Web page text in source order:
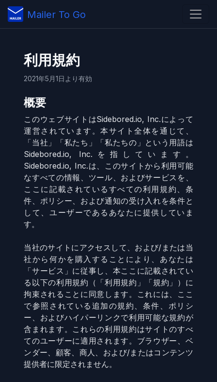
Mailer To Go
利用規約
2021年5月1日より有効
概要
このウェブサイトはSidebored.io, Inc.によって
運営されています。本サイト全体を通じて、
「当社」「私たち」「私たちの」という用語は
Sidebored.io, Inc.を指しています。
Sidebored.io, Inc.は、このサイトから利用可能
なすべての情報、ツール、およびサービスを、
ここに記載されているすべての利用規約、条
件、ポリシー、および通知の受け入れを条件と
して、ユーザーであるあなたに提供していま
す。
当社のサイトにアクセスして、および/または当
社から何かを購入することにより、あなたは
「サービス」に従事し、本ここに記載されてい
る以下の利用規約（「利用規約」「規約」）に
拘束されることに同意します。これには、ここ
で参照されている追加の規約、条件、ポリシ
ー、およびハイパーリンクで利用可能な規約が
含まれます。これらの利用規約はサイトのすべ
てのユーザーに適用されます。ブラウザー、ベ
ンダー、顧客、商人、および/またはコンテンツ
提供者に限定されません。